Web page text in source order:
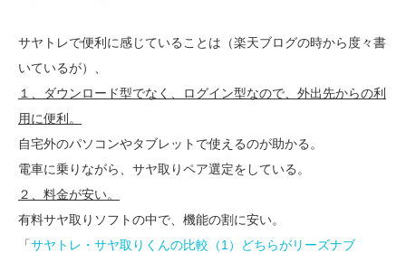
サヤトレで便利に感じていることは（楽天ブログの時から度々書
いているが）、
１、ダウンロード型でなく、ログイン型なので、外出先からの利
用に便利。
自宅外のパソコンやタブレットで使えるのが助かる。
電車に乗りながら、サヤ取りペア選定をしている。
２、料金が安い。
有料サヤ取りソフトの中で、機能の割に安い。
「サヤトレ・サヤ取りくんの比較（1）どちらがリーズナブ